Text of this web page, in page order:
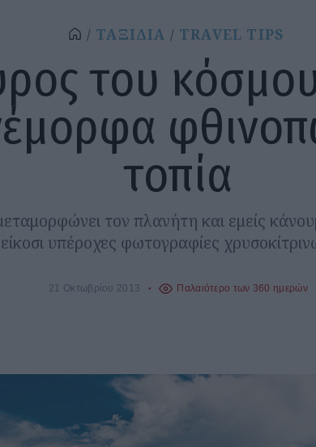
ΤΑΞΙΔΙΑ TRAVEL TIPS
του
τοπία
τον πλανήτη και εμείς
υπέροχες φωτογραφίες
21 Οκτωβρίου 2013 Παλαιότερο των 360 ημερών